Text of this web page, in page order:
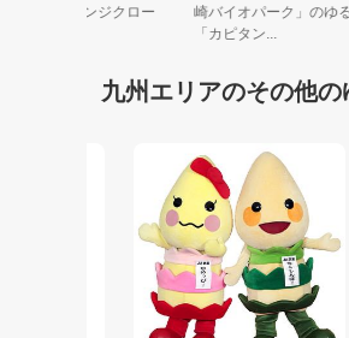
ランド「オレンジクロー
崎バイオパーク」の
「カピタン...
九州エリアのその他の